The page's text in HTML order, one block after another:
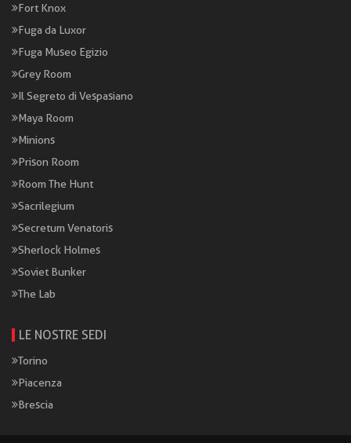
Fort Knox
Fuga da Luxor
Fuga Museo Egizio
Grey Room
Il Segreto di Vespasiano
Maya Room
Minions
Prison Room
Room The Hunt
Sacrilegium
Secretum Venatoris
Sherlock Holmes
Soviet Bunker
The Lab
LE NOSTRE SEDI
Torino
Piacenza
Brescia